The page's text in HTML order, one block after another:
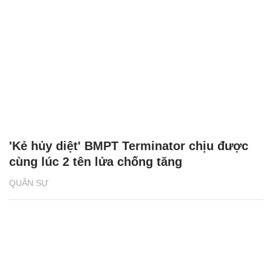
QUÂN SỰ
'Kẻ hủy diệt' BMPT Terminator chịu được
cùng lúc 2 tên lửa chống tăng